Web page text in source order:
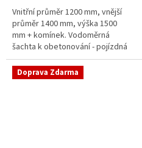
Vnitřní průměr 1200 mm, vnější
průměr 1400 mm, výška 1500
mm + komínek. Vodoměrná
šachta k obetonování - pojízdná
i pod parkovací stáníStandardní
prostupy šachty DN32 (jiné na...
Doprava Zdarma